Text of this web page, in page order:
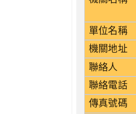
單位名稱
機關地址
聯絡人
聯絡電話
傳真號碼